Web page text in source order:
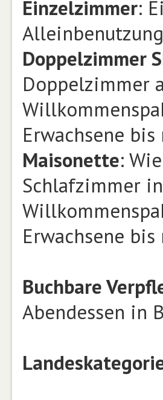
Einzelzimmer:
Doppelzimmer
Doppelzimmer
Erwachsene bis
Maisonette:
Schlafzimmer
Erwachsene bis
Buchbare
Abendessen in